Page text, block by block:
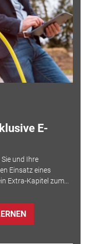
E-
und Ihre
Einsatz eines
Extra-Kapitel zum...